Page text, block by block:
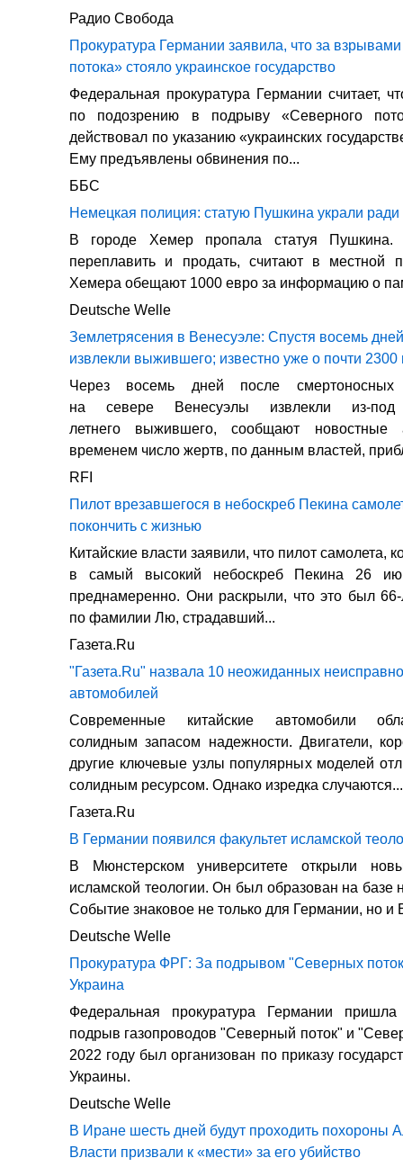
Радио Свобода
Прокуратура Германии заявила, что за
потока» стояло украинское государство
Федеральная прокуратура Германии считает,
по подозрению в подрыву «Северного
действовал по указанию «украинских
Ему предъявлены обвинения по...
ББС
Немецкая полиция: статую Пушкина украли
В городе Хемер пропала статуя
переплавить и продать, считают в местной
Хемера обещают 1000 евро за информацию о
Deutsche Welle
Землетрясения в Венесуэле: Спустя восемь
извлекли выжившего; известно уже о почти 2300
Через восемь дней после смертоносных
на севере Венесуэлы извлекли из-
летнего выжившего, сообщают новостные
временем число жертв, по данным властей,
RFI
Пилот врезавшегося в небоскреб Пекина
покончить с жизнью
Китайские власти заявили, что пилот самолета,
в самый высокий небоскреб Пекина 26
преднамеренно. Они раскрыли, что это был
по фамилии Лю, страдавший...
Газета.Ru
"Газета.Ru" назвала 10 неожиданных
автомобилей
Современные китайские автомобили
солидным запасом надежности. Двигатели,
другие ключевые узлы популярных моделей
солидным ресурсом. Однако изредка случаются...
Газета.Ru
В Германии появился факультет исламской
В Мюнстерском университете открыли
исламской теологии. Он был образован на базе
Событие знаковое не только для Германии, но
Deutsche Welle
Прокуратура ФРГ: За подрывом "Северных
Украина
Федеральная прокуратура Германии
подрыв газопроводов "Северный поток" и
2022 году был организован по приказу
Украины.
Deutsche Welle
В Иране шесть дней будут проходить похороны
Власти призвали к «мести» за его убийство